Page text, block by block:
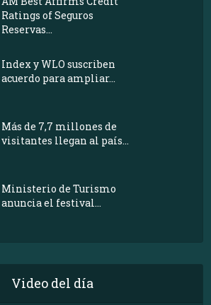
Ratings of Seguros
Reservas...
Index y WLO suscriben
acuerdo para ampliar...
Más de 7,7 millones de
visitantes llegan al país...
Ministerio de Turismo
anuncia el festival...
Video del día